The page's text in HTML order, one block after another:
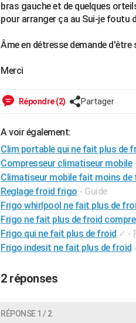
bras gauche et de quelques
pour arranger ça au Sui-je foutu
Âme en détresse demande d'être
Merci
Répondre (2) Partager
A voir également:
Clim portable qui ne fait plus de
Compresseur climatiseur mobile
Climatiseur mobile fait moins de
Reglage froid frigo - Guide
Frigo whirlpool ne fait plus de
Frigo ne fait plus de froid
Frigo qui ne fait plus de froid ✓ -
Frigo indesit ne fait plus de froid
2 réponses
RÉPONSE 1 / 2